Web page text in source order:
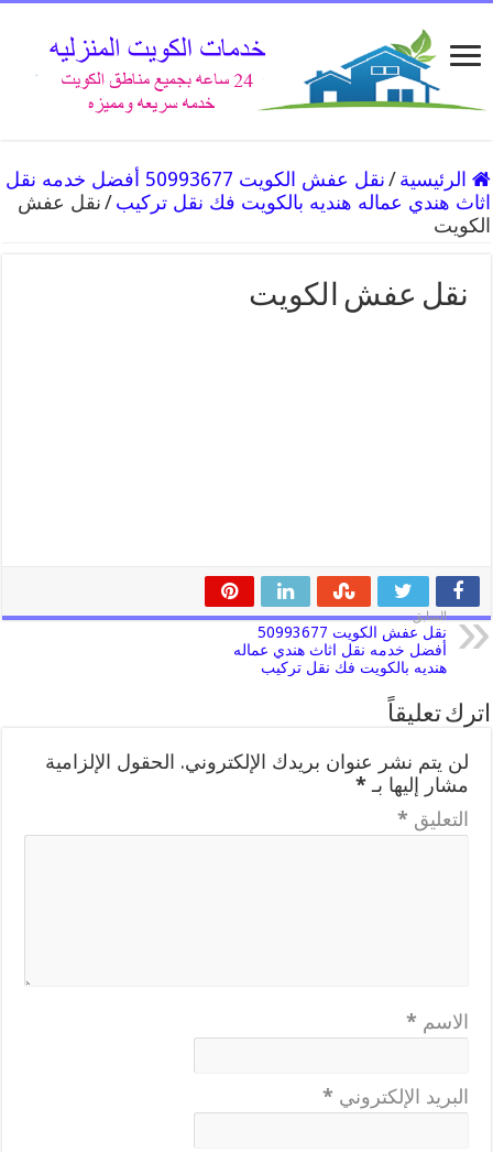
الرئيسية /
نقل عفش الكويت 50993677 أفضل خدمه نقل
اثاث هندي عماله هنديه بالكويت فك نقل تركيب /نقل عفش
الكويت
نقل عفش الكويت
السابق
نقل عفش الكويت 50993677
أفضل خدمه نقل اثاث هندي عماله
هنديه بالكويت فك نقل تركيب
اترك تعليقاً
لن يتم نشر عنوان بريدك الإلكتروني. الحقول الإلزامية
مشار إليها بـ*
التعليق *
الاسم *
البريد الإلكتروني *